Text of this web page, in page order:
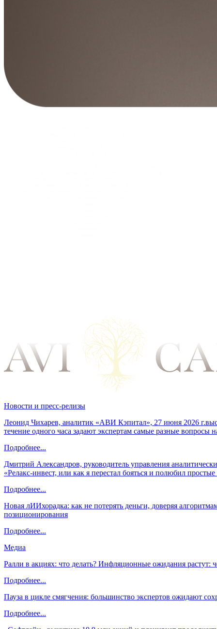
Новости и пресс-релизы
Леонид Чихарев, аналитик «АВИ Кэпитал», 27 июня 2026
течение одного часа задают экспертам самые разные вопросы
Подробнее...
Дмитрий Александров, руководитель управления
«Релакс-инвест, или как я перестал бояться и полюбил
Подробнее...
Новая лИИхорадка: как не потерять деньги, доверяя
позиционирования
Подробнее...
Медиа
Ралли в акциях: что делать? Инфляционные ожидания
Подробнее...
Пауза в цикле смягчения: большинство экспертов ожидают
Подробнее...